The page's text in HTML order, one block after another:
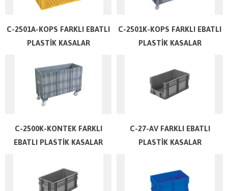
C-2501A-KOPS FARKLI EBATLI
PLASTİK KASALAR
C-2501K-KOPS FARKLI EBATLI
PLASTİK KASALAR
C-2500K-KONTEK FARKLI
EBATLI PLASTİK KASALAR
C-27-AV FARKLI EBATLI
PLASTİK KASALAR